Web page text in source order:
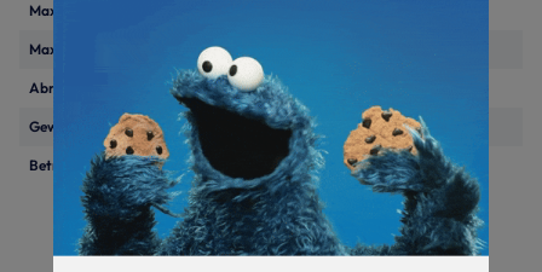
Max. Rohrleitungslaenge
Max. Höhendifferenz
Abmessungen (H/B/T) mm 1740/550/450 mm
Gewicht 125
Betriebsspannung 230V/1~/50Hz